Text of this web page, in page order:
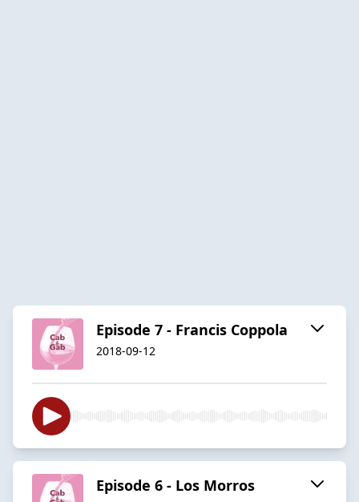
Episode 7 - Francis Coppola
2018-09-12
Episode 6 - Los Morros